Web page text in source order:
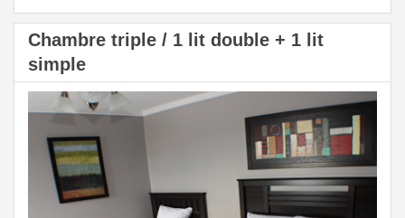
Chambre triple / 1 lit double + 1 lit
simple
Previous
Next